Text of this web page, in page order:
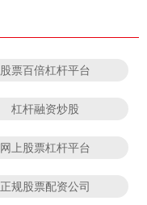
股票百倍杠杆平台
杠杆融资炒股
网上股票杠杆平台
正规股票配资公司